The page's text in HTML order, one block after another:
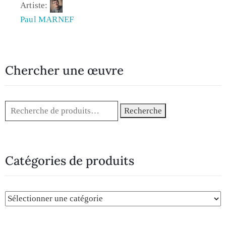
Artiste:
Paul MARNEF
Chercher une œuvre
Recherche
Catégories de produits